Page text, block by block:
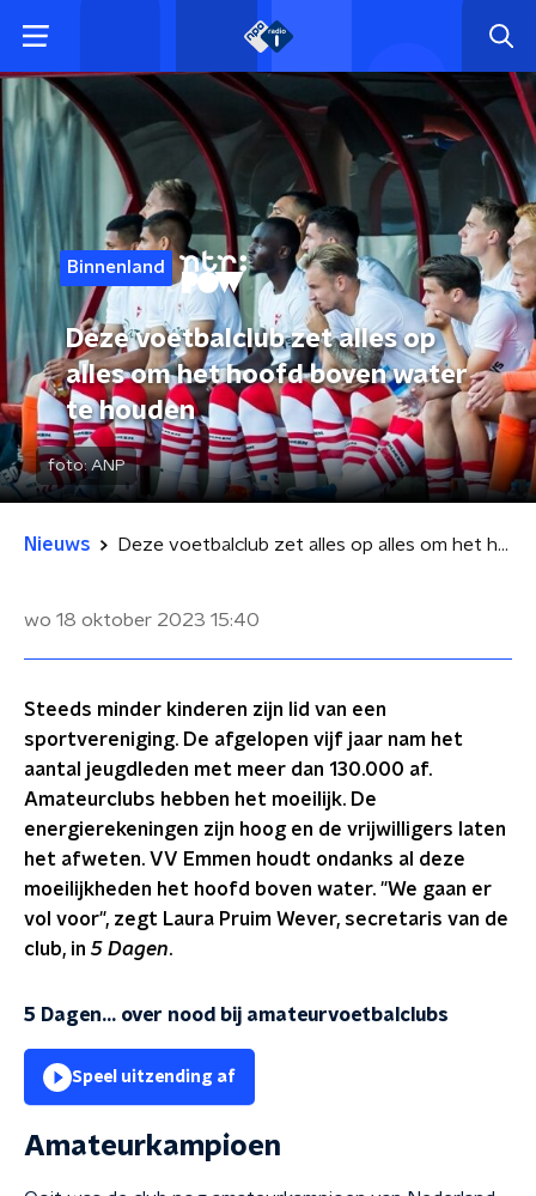
Binnenland
Deze voetbalclub zet alles op
alles om het hoofd boven water
te houden
foto:ANP
Nieuws Deze voetbalclub zet alles op alles om het hoofd boven water te houden
wo 18 oktober 2023 15:40
Steeds minder kinderen zijn lid van een
sportvereniging. De afgelopen vijf jaar nam het
aantal jeugdleden met meer dan 130.000 af.
Amateurclubs hebben het moeilijk. De
energierekeningen zijn hoog en de vrijwilligers laten
het afweten. VV Emmen houdt ondanks al deze
moeilijkheden het hoofd boven water. "We gaan er
vol voor", zegt Laura Pruim Wever, secretaris van de
club, in 5 Dagen.
5 Dagen... over nood bij amateurvoetbalclubs
Speel uitzending af
Amateurkampioen